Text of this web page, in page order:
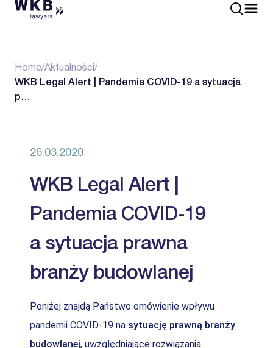
Home/Aktualności /
WKB Legal Alert | Pandemia COVID-19 a sytuacja
p…
26.03.2020
WKB Legal Alert |
Pandemia COVID-19
a sytuacja prawna
branży budowlanej
Poniżej znajdą Państwo omówienie wpływu
pandemii COVID-19 na sytuację prawną branży
budowlanej, uwzględniające rozwiązania